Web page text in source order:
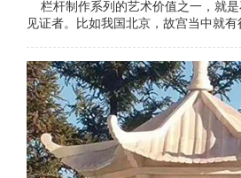
栏杆制作系列的艺术价值之一，就是
见证者。比如我国北京，故宫当中就